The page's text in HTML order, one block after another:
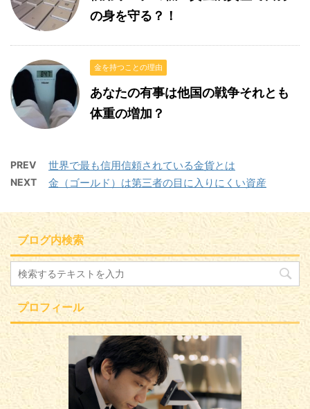
の身を守る？！
金を持つことの理由
あなたの有事は他国の戦争それとも
体重の増加？
PREV 世界で最も信用信頼されている金貨とは
NEXT 金（ゴールド）は第三者の目に入りにくい資産
ブログ内検索
プロフィール